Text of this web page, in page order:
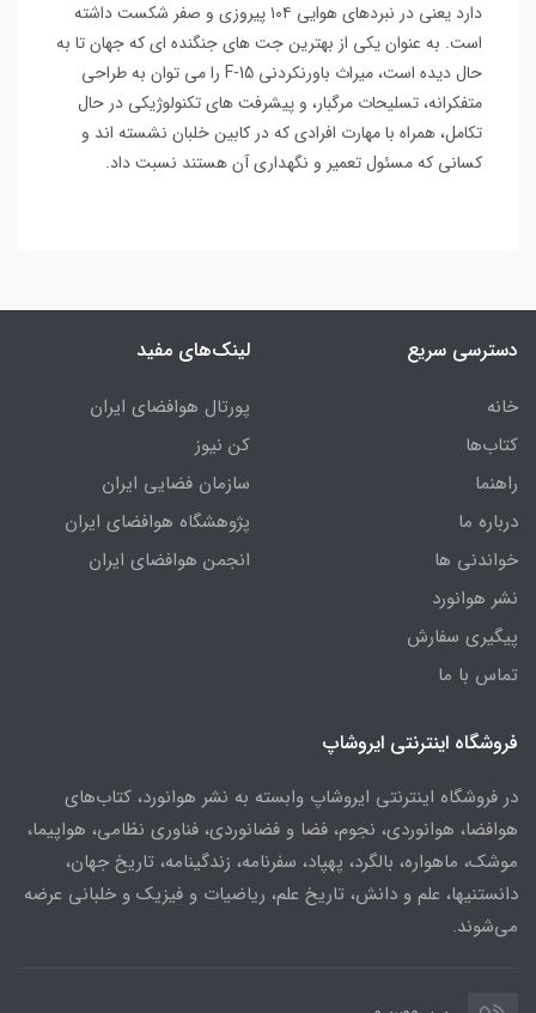
دارد یعنی در نبردهای هوایی ۱۰۴ پیروزی و صفر شکست داشته
است. به عنوان یکی از بهترین جت های جنگنده ای که جهان تا به
حال دیده است، میراث باورنکردنی F-15 را می توان به طراحی
متفکرانه، تسلیحات مرگبار، و پیشرفت های تکنولوژیکی در حال
تکامل، همراه با مهارت افرادی که در کابین خلبان نشسته اند و
کسانی که مسئول تعمیر و نگهداری آن هستند نسبت داد.
دسترسی سریع
خانه
کتاب‌ها
راهنما
درباره ما
خواندنی ها
نشر هوانورد
پیگیری سفارش
تماس با ما
لینک‌های مفید
پورتال هوافضای ایران
کن نیوز
سازمان فضایی ایران
پژوهشگاه هوافضای ایران
انجمن هوافضای ایران
فروشگاه اینترنتی ایروشاپ
در فروشگاه اینترنتی ایروشاپ وابسته به نشر هوانورد، کتاب‌های
هوافضا، هوانوردی، نجوم، فضا و فضانوردی، فناوری نظامی، هواپیما،
موشک، ماهواره، بالگرد، پهپاد، سفرنامه، زندگینامه، تاریخ جهان،
دانستنیها، علم و دانش، تاریخ علم، ریاضیات و فیزیک و خلبانی عرضه
می‌شوند.